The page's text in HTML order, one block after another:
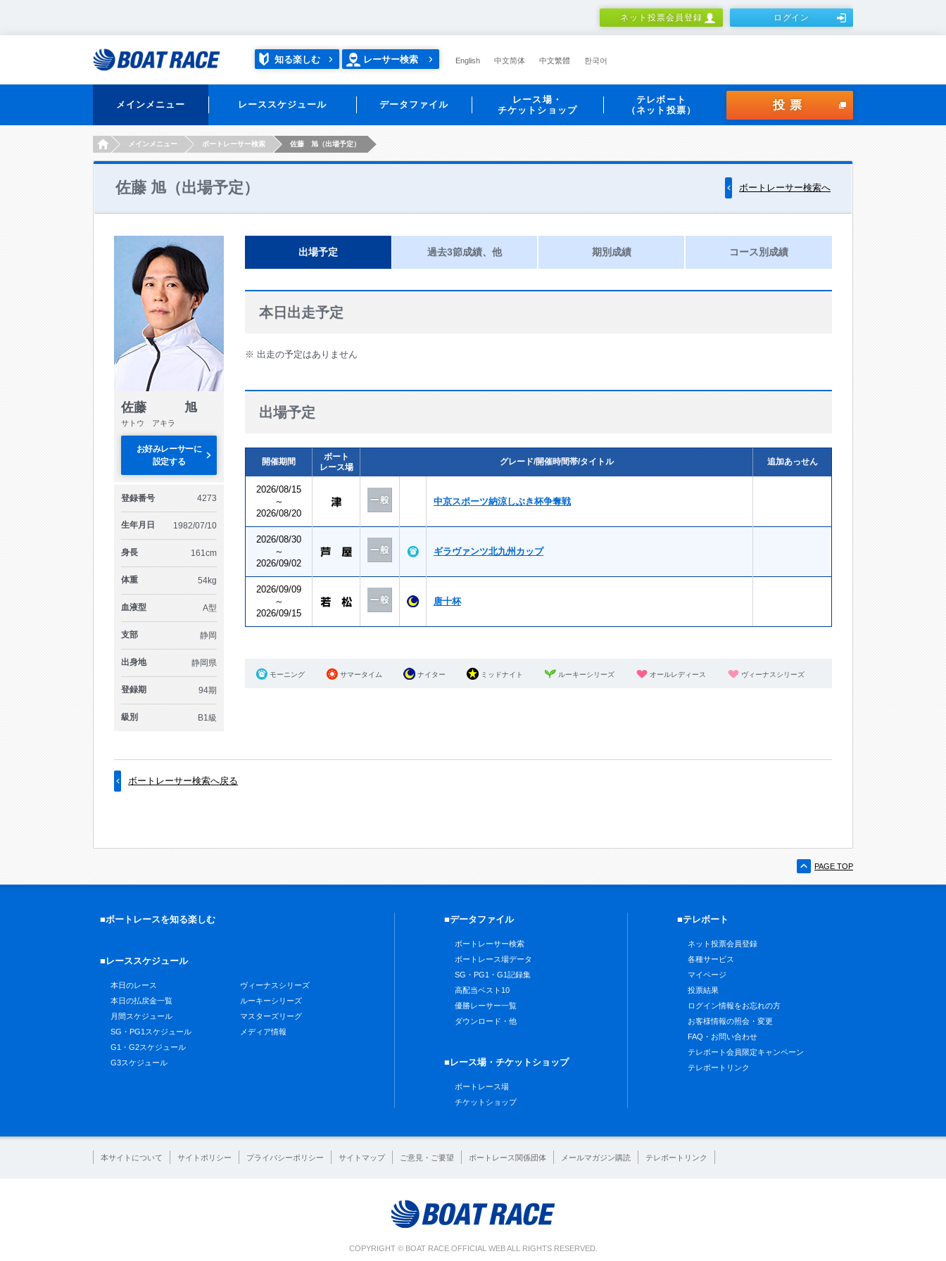
ネット投票会員登録 ログイン
知る楽しむ レーサー検索 English 中文简体 中文繁體 한국어
メインメニュー レーススケジュール データファイル
レース場・
チケットショップ
テレボート
（ネット投票）
投票
HOMEメインメニュー ボートレーサー検索 佐藤 旭（出場予定）
佐藤 旭（出場予定） ボートレーサー検索へ
佐藤 旭
サトウ アキラ
お好みレーサーに
設定する
登録番号 4273
生年月日 1982/07/10
身長 161cm
体重 54kg
血液型 A型
支部 静岡
出身地 静岡県
登録期 94期
級別 B1級
出場予定 過去3節成績、他 期別成績 コース別成績
本日出走予定
※ 出走の予定はありません
出場予定
開催期間
ボート
レース場
グレード/開催時間帯/タイトル 追加あっせん
2026/08/15
～
2026/08/20
中京スポーツ納涼しぶき杯争奪戦
2026/08/30
～
2026/09/02
ギラヴァンツ北九州カップ
2026/09/09
～
2026/09/15
唐十杯
モーニング サマータイム ナイター ミッドナイト ルーキーシリーズ オールレディース ヴィーナスシリーズ
ボートレーサー検索へ戻る
PAGE TOP
■ボートレースを知る楽しむ
■レーススケジュール
本日のレース
本日の払戻金一覧
月間スケジュール
SG・PG1スケジュール
G1・G2スケジュール
G3スケジュール
ヴィーナスシリーズ
ルーキーシリーズ
マスターズリーグ
メディア情報
■データファイル
ボートレーサー検索
ボートレース場データ
SG・PG1・G1記録集
高配当ベスト10
優勝レーサー一覧
ダウンロード・他
■レース場・チケットショップ
ボートレース場
チケットショップ
■テレボート
ネット投票会員登録
各種サービス
マイページ
投票結果
ログイン情報をお忘れの方
お客様情報の照会・変更
FAQ・お問い合わせ
テレボート会員限定キャンペーン
テレボートリンク
本サイトについて サイトポリシー プライバシーポリシー サイトマップ ご意見・ご要望 ボートレース関係団体 メールマガジン購読 テレボートリンク
COPYRIGHT © BOAT RACE OFFICIAL WEB ALL RIGHTS RESERVED.